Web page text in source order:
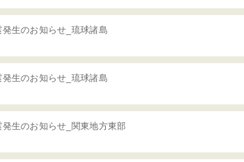
発生のお知らせ_琉球諸島
発生のお知らせ_琉球諸島
発生のお知らせ_関東地方東部